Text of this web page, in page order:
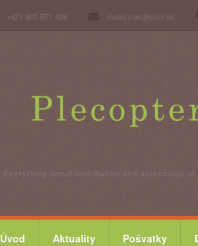
+421 905 871 436 matej.ziak@snm.sk
Everything about distribution and autecology of
Úvod Aktuality Pošvatky